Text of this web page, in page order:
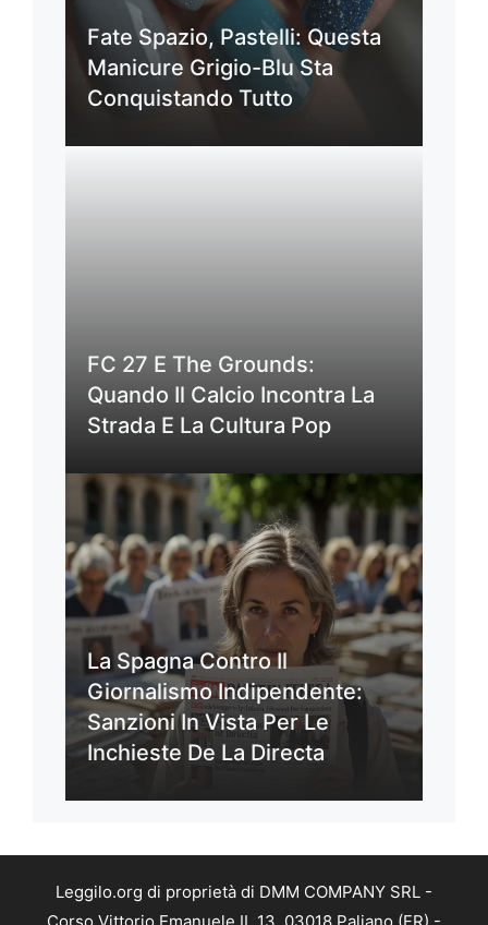
Fate Spazio, Pastelli: Questa
Manicure Grigio-Blu Sta
Conquistando Tutto
FC 27 E The Grounds:
Quando Il Calcio Incontra La
Strada E La Cultura Pop
La Spagna Contro Il
Giornalismo Indipendente:
Sanzioni In Vista Per Le
Inchieste De La Directa
Leggilo.org di proprietà di DMM COMPANY SRL -